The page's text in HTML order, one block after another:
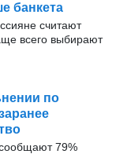
банкета
считают
всего выбирают
по
79%